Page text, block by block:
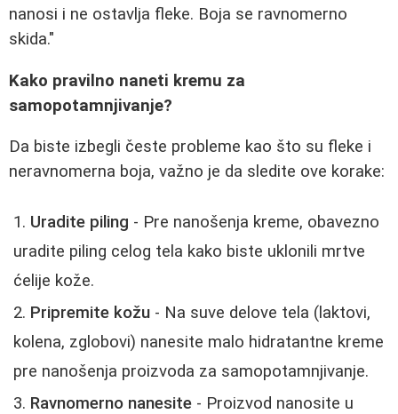
nanosi i ne ostavlja fleke. Boja se ravnomerno
skida."
Kako pravilno naneti kremu za
samopotamnjivanje?
Da biste izbegli česte probleme kao što su fleke i
neravnomerna boja, važno je da sledite ove korake:
Uradite piling - Pre nanošenja kreme, obavezno
uradite piling celog tela kako biste uklonili mrtve
ćelije kože.
Pripremite kožu - Na suve delove tela (laktovi,
kolena, zglobovi) nanesite malo hidratantne kreme
pre nanošenja proizvoda za samopotamnjivanje.
Ravnomerno nanesite - Proizvod nanosite u